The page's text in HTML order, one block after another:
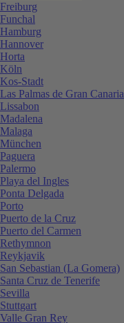
Freiburg
Funchal
Hamburg
Hannover
Horta
Köln
Kos-Stadt
Las Palmas de Gran Canaria
Lissabon
Madalena
Malaga
München
Paguera
Palermo
Playa del Ingles
Ponta Delgada
Porto
Puerto de la Cruz
Puerto del Carmen
Rethymnon
Reykjavik
San Sebastian (La Gomera)
Santa Cruz de Tenerife
Sevilla
Stuttgart
Valle Gran Rey